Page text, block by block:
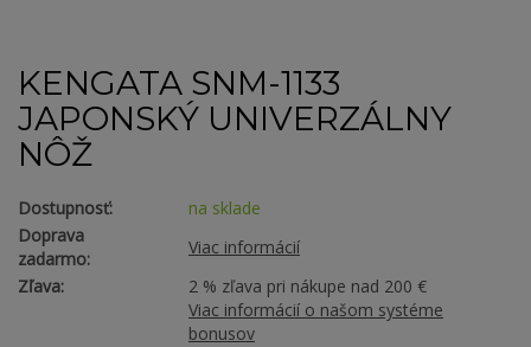
KENGATA SNM-1133
JAPONSKÝ UNIVERZÁLNY
NÔŽ
Dostupnosť:
na sklade
Doprava
zadarmo:
Viac informácií
Zľava:
2 % zľava pri nákupe nad 200 €
Viac informácií o našom systéme
bonusov